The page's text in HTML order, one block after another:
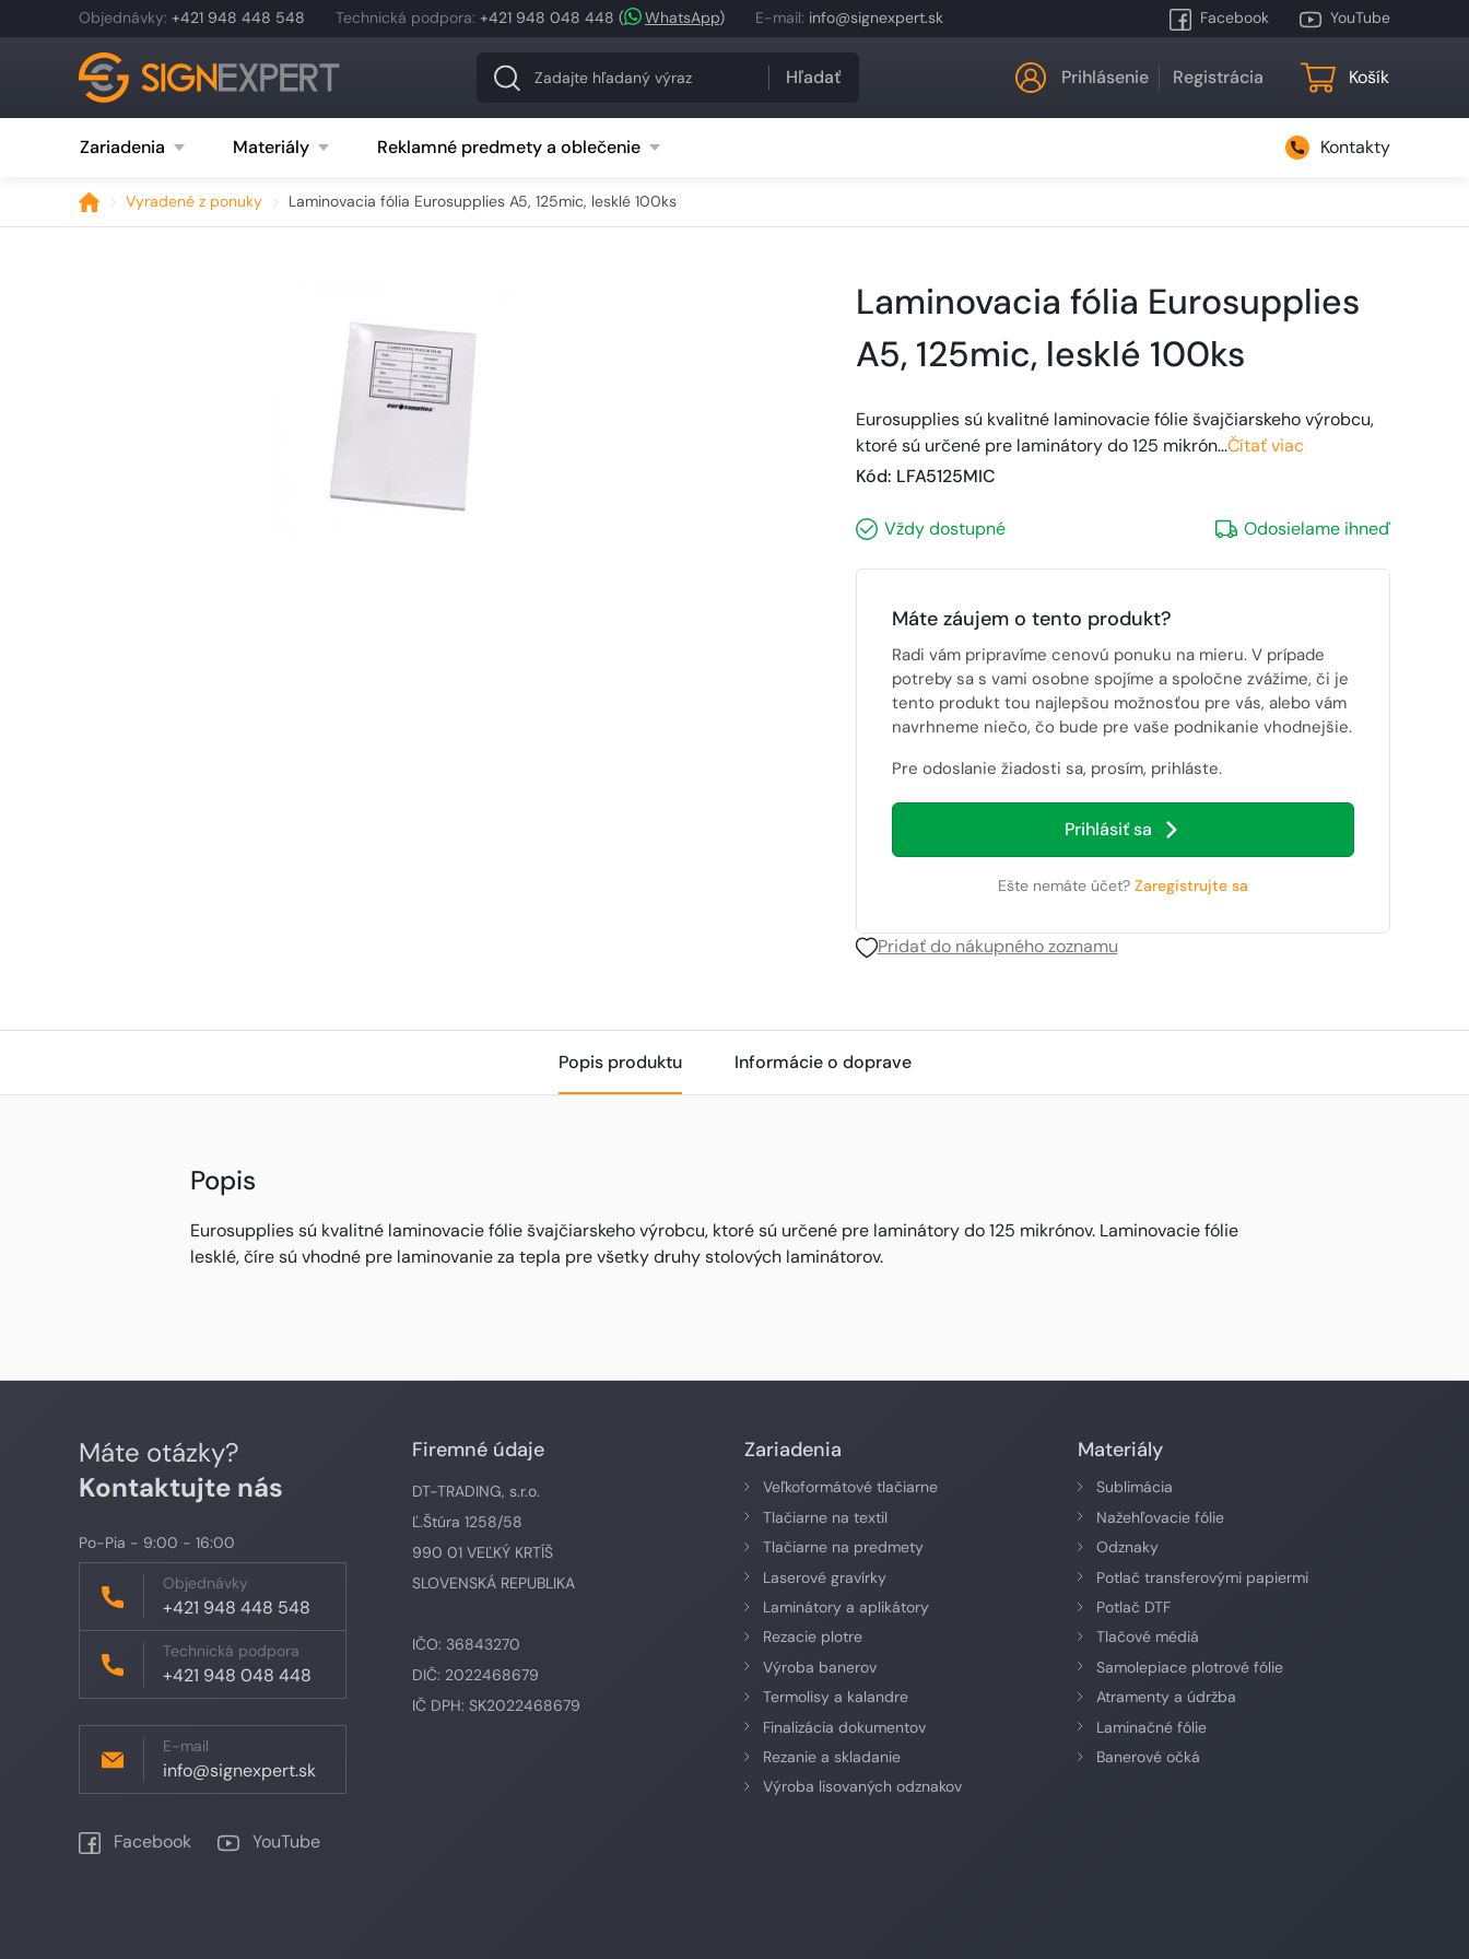
Objednávky: +421 948 448 548 Technická podpora: +421 948 048 448 ( WhatsApp) E-mail: info@signexpert.sk Facebook YouTube
Hľadať Prihlásenie Registrácia Košík
Zariadenia Materiály Reklamné predmety a oblečenie Kontakty
Vyradené z ponuky Laminovacia fólia Eurosupplies A5, 125mic, lesklé 100ks
Laminovacia fólia Eurosupplies
A5, 125mic, lesklé 100ks
Eurosupplies sú kvalitné laminovacie fólie švajčiarskeho výrobcu,
ktoré sú určené pre laminátory do 125 mikrón…Čítať viac
Kód: LFA5125MIC
Vždy dostupné Odosielame ihneď
Máte záujem o tento produkt?
Radi vám pripravíme cenovú ponuku na mieru. V prípade
potreby sa s vami osobne spojíme a spoločne zvážime, či je
tento produkt tou najlepšou možnosťou pre vás, alebo vám
navrhneme niečo, čo bude pre vaše podnikanie vhodnejšie.
Pre odoslanie žiadosti sa, prosím, prihláste.
Prihlásiť sa
Ešte nemáte účet? Zaregistrujte sa
Pridať do nákupného zoznamu
Popis produktu Informácie o doprave
Popis
Eurosupplies sú kvalitné laminovacie fólie švajčiarskeho výrobcu, ktoré sú určené pre laminátory do 125 mikrónov. Laminovacie fólie
lesklé, číre sú vhodné pre laminovanie za tepla pre všetky druhy stolových laminátorov.
Máte otázky?
Kontaktujte nás
Po-Pia - 9:00 - 16:00
Objednávky
+421 948 448 548
Technická podpora
+421 948 048 448
E-mail
info@signexpert.sk
Facebook YouTube
Firemné údaje
DT-TRADING, s.r.o.
Ľ.Štúra 1258/58
990 01 VEĽKÝ KRTÍŠ
SLOVENSKÁ REPUBLIKA
IČO: 36843270
DIČ: 2022468679
IČ DPH: SK2022468679
Zariadenia
Veľkoformátové tlačiarne
Tlačiarne na textil
Tlačiarne na predmety
Laserové gravírky
Laminátory a aplikátory
Rezacie plotre
Výroba banerov
Termolisy a kalandre
Finalizácia dokumentov
Rezanie a skladanie
Výroba lisovaných odznakov
Materiály
Sublimácia
Nažehľovacie fólie
Odznaky
Potlač transferovými papiermi
Potlač DTF
Tlačové médiá
Samolepiace plotrové fólie
Atramenty a údržba
Laminačné fólie
Banerové očká